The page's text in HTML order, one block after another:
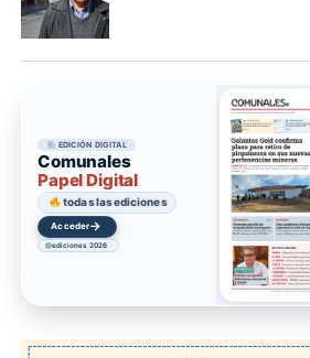
EDICIÓN DIGITAL
Comunales
Papel Digital
todas las ediciones
Acceder→
ediciones 2026